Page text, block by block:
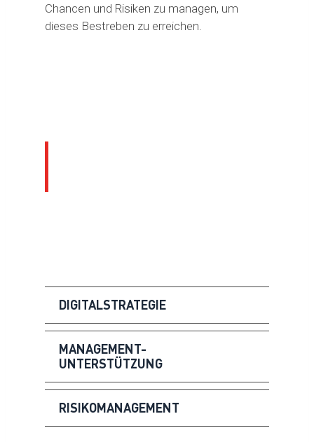
Chancen und Risiken zu managen, um
dieses Bestreben zu erreichen.
DIGITALSTRATEGIE
MANAGEMENT-
UNTERSTÜTZUNG
RISIKOMANAGEMENT